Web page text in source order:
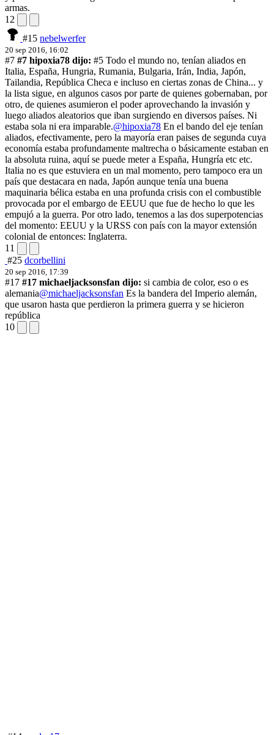
armas.
12
#15 nebelwerfer
20 sep 2016, 16:02
#7 #7 hipoxia78 dijo: #5 Todo el mundo no, tenían aliados en
Italia, España, Hungria, Rumania, Bulgaria, Irán, India, Japón,
Tailandia, República Checa e incluso en ciertas zonas de China... y
la lista sigue, en algunos casos por parte de quienes gobernaban, por
otro, de quienes asumieron el poder aprovechando la invasión y
luego aliados aleatorios que iban surgiendo en diversos países. Ni
estaba sola ni era imparable.@hipoxia78 En el bando del eje tenían
aliados, efectivamente, pero la mayoría eran paises de segunda cuya
economía estaba profundamente maltrecha o básicamente estaban en
la absoluta ruina, aquí se puede meter a España, Hungría etc etc.
Italia no es que estuviera en un mal momento, pero tampoco era un
país que destacara en nada, Japón aunque tenía una buena
maquinaria bélica estaba en una profunda crisis con el combustible
provocada por el embargo de EEUU que fue de hecho lo que les
empujó a la guerra. Por otro lado, tenemos a las dos superpotencias
del momento: EEUU y la URSS con país con la mayor extensión
colonial de entonces: Inglaterra.
11
#25 dcorbellini
20 sep 2016, 17:39
#17 #17 michaeljacksonsfan dijo: si cambia de color, eso o es
alemania@michaeljacksonsfan Es la bandera del Imperio alemán,
que usaron hasta que perdieron la primera guerra y se hicieron
república
10